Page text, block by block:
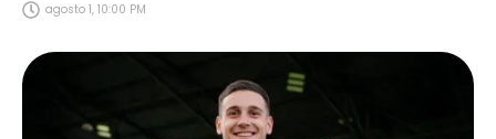
agosto 1, 10:00 PM